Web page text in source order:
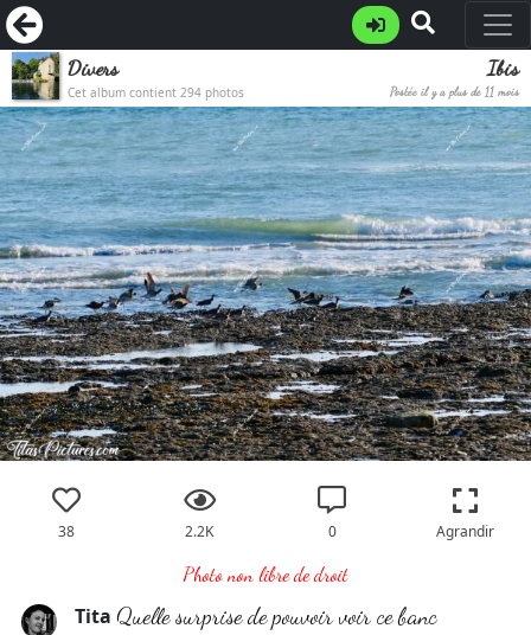
Divers
Cet album contient 294 photos
Ibis
Postée il y a plus de 11 mois
38 2.2K 0 Agrandir
Photo non libre de droit
Tita Quelle surprise de pouvoir voir ce banc